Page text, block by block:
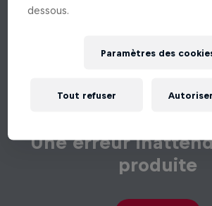
Une erreur
produite
dessous.
Paramètres des
Tout refuser